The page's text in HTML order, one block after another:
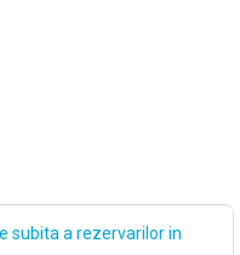
subita a rezervarilor in